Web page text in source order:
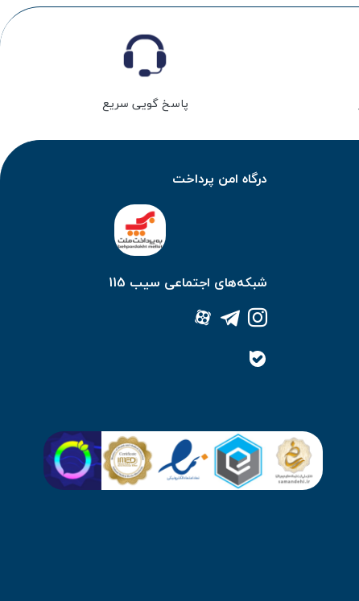
پاسخ گویی سریع
درگاه امن پرداخت
شبکه‌های اجتماعی سیب 115